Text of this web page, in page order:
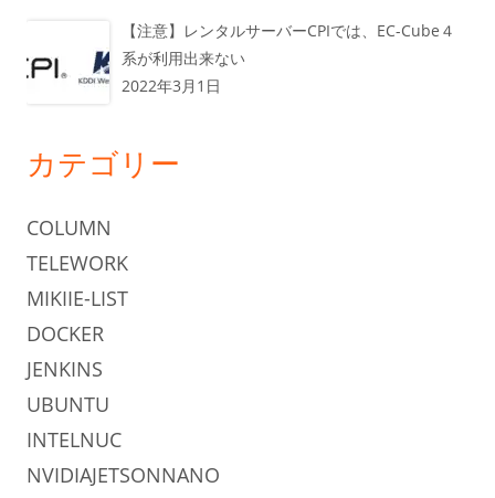
【注意】レンタルサーバーCPIでは、EC-Cube４
系が利用出来ない
2022年3月1日
カテゴリー
COLUMN
TELEWORK
MIKIIE-LIST
DOCKER
JENKINS
UBUNTU
INTELNUC
NVIDIAJETSONNANO